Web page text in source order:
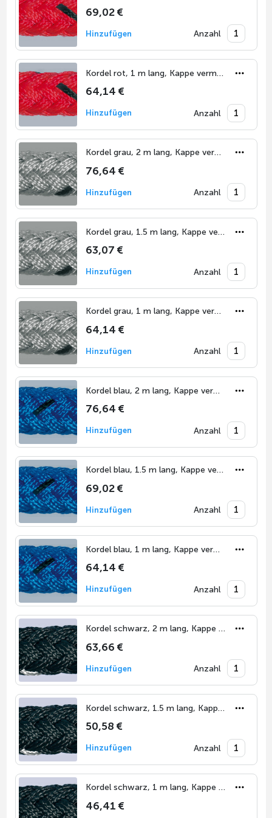
69,02 €
Hinzufügen Anzahl
Kordel rot, 1 m lang, Kappe vermessingt
64,14 €
Hinzufügen Anzahl
Kordel grau, 2 m lang, Kappe vermessingt
76,64 €
Hinzufügen Anzahl
Kordel grau, 1.5 m lang, Kappe vermessingt
63,07 €
Hinzufügen Anzahl
Kordel grau, 1 m lang, Kappe vermessingt
64,14 €
Hinzufügen Anzahl
Kordel blau, 2 m lang, Kappe vermessingt
76,64 €
Hinzufügen Anzahl
Kordel blau, 1.5 m lang, Kappe vermessingt
69,02 €
Hinzufügen Anzahl
Kordel blau, 1 m lang, Kappe vermessingt
64,14 €
Hinzufügen Anzahl
Kordel schwarz, 2 m lang, Kappe verchromt
63,66 €
Hinzufügen Anzahl
Kordel schwarz, 1.5 m lang, Kappe verchromt
50,58 €
Hinzufügen Anzahl
Kordel schwarz, 1 m lang, Kappe verchromt
46,41 €